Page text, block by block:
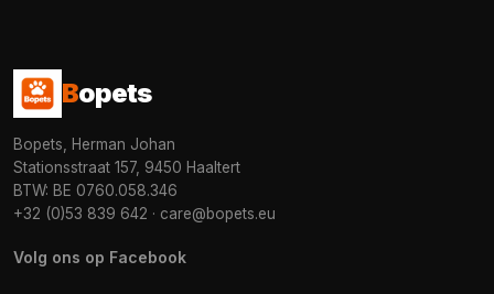
Bopets
Bopets, Herman Johan
Stationsstraat 157, 9450 Haaltert
BTW: BE 0760.058.346
+32 (0)53 839 642 · care@bopets.eu
Volg ons op Facebook